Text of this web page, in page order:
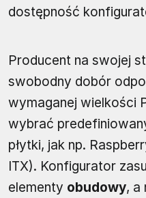
dostępność
Producent na swojej
swobodny dobór
wymaganej wielkości
wybrać
płytki, jak np.
ITX). Konfigurator
elementy obudowy, a